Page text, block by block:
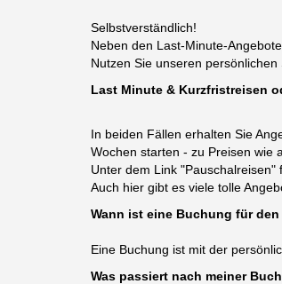
Selbstverständlich!
Neben den Last-Minute-
Nutzen Sie unseren
Last Minute & Kurzfristreisen
In beiden Fällen erhalten Sie
Wochen starten - zu Preisen wie
Unter dem Link
Auch hier gibt es viele tolle
Wann ist eine Buchung für
Eine Buchung ist mit der
Was passiert nach meiner